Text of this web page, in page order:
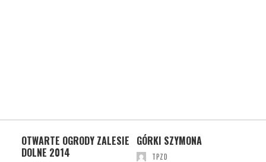
OTWARTE OGRODY ZALESIE
DOLNE 2014
GÓRKI SZYMONA
TPZD